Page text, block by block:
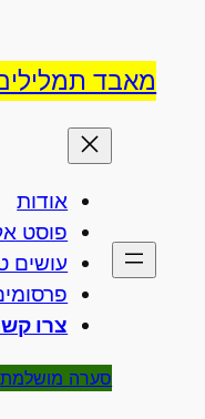
מאבד תמלילים
אודות
פוסט
עושים
פרסומים
צרו קשר
סערה מושלמת